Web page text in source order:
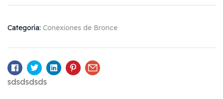
Categoría: Conexiones de Bronce
Facebook
TwitterLinkedinPinterestEmail
sdsdsdsds